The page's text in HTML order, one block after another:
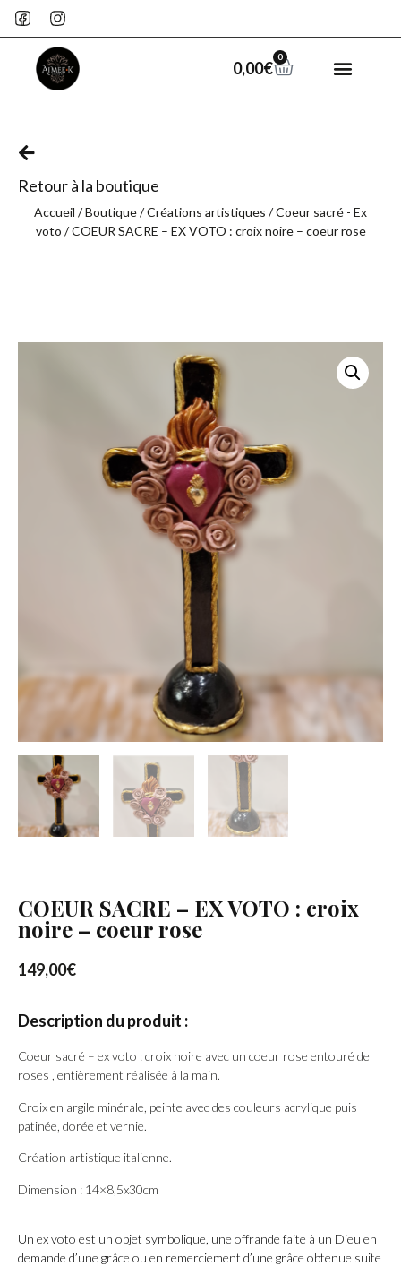
0,00€
0
Retour à la boutique
Accueil /Boutique/Créations artistiques /Coeur sacré - Ex
voto / COEUR SACRE – EX VOTO : croix noire – coeur rose
COEUR SACRE – EX VOTO : croix
noire – coeur rose
149,00€
Description du produit :
Coeur sacré – ex voto : croix noire avec un coeur rose entouré de
roses , entièrement réalisée à la main.
Croix en argile minérale, peinte avec des couleurs acrylique puis
patinée, dorée et vernie.
Création artistique italienne.
Dimension : 14×8,5x30cm
Un ex voto est un objet symbolique, une offrande faite à un Dieu en
demande d’une grâce ou en remerciement d’une grâce obtenue suite